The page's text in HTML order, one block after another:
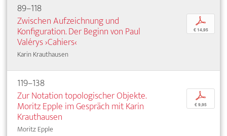
89–118
Zwischen Aufzeichnung und
Konfiguration. Der Beginn von Paul
Valérys ›Cahiers‹
Karin Krauthausen
p
€ 14,95
119–138
Zur Notation topologischer Objekte.
Moritz Epple im Gespräch mit Karin
Krauthausen
Moritz Epple
p
€ 9,95